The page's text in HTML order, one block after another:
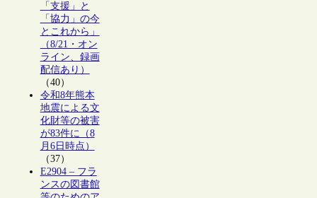
「支援」と
「協力」の今
とこれから」
（8/21・オン
ライン、録画
配信あり）
（40）
令和8年熊本
地震による文
化財等の被害
が83件に（8
月6日時点）
（37）
E2904 – フラ
ンスの図書館